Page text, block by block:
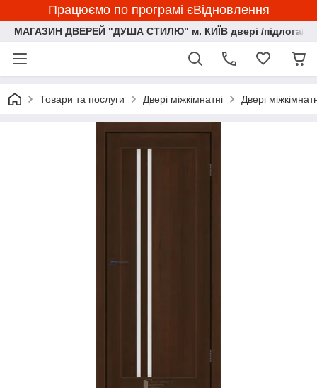
Працюємо по програмі єВідновлення
МАГАЗИН ДВЕРЕЙ "ДУША СТИЛЮ" м. КИЇВ двері /підлога/
Товари та послуги Двері міжкімнатні Двері